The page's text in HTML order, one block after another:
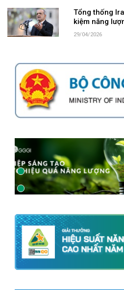
Tổng thống
kiệm năng
29/04/2026